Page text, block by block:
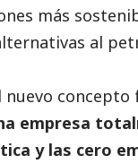
más
al
nuevo
empresa
y las cero